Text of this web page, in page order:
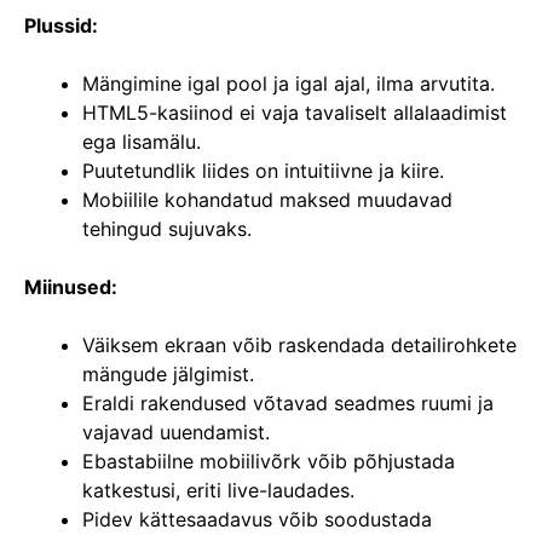
Plussid:
Mängimine igal pool ja igal ajal, ilma arvutita.
HTML5-kasiinod ei vaja tavaliselt allalaadimist
ega lisamälu.
Puutetundlik liides on intuitiivne ja kiire.
Mobiilile kohandatud maksed muudavad
tehingud sujuvaks.
Miinused:
Väiksem ekraan võib raskendada detailirohkete
mängude jälgimist.
Eraldi rakendused võtavad seadmes ruumi ja
vajavad uuendamist.
Ebastabiilne mobiilivõrk võib põhjustada
katkestusi, eriti live-laudades.
Pidev kättesaadavus võib soodustada